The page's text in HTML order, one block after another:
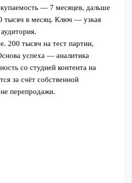
— 7 месяцев, дальше
тысяч в месяц. Ключ — узкая
200 тысяч на тест партии,
успеха — аналитика
со студией контента на
за счёт собственной
перепродажи.